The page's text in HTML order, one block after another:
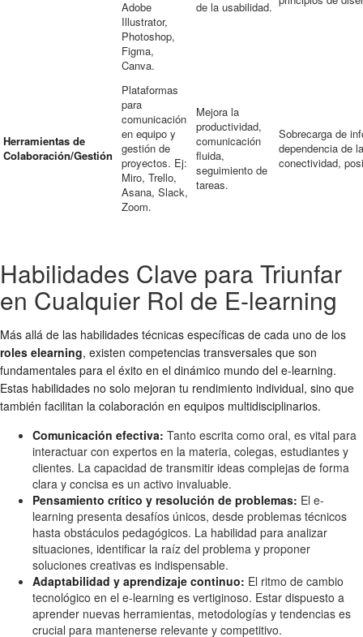
Adobe
Illustrator,
Photoshop,
Figma,
Canva.
de la usabilidad.
Herramientas de
Colaboración/Gestión
Plataformas
para
comunicación
en equipo y
gestión de
proyectos. Ej:
Miro, Trello,
Asana, Slack,
Zoom.
Mejora la
productividad,
comunicación
fluida,
seguimiento de
tareas.
Sobrecarga de
dependencia de la
conectividad,
Habilidades Clave para Triunfar
en Cualquier Rol de E-learning
Más allá de las habilidades técnicas específicas de cada uno de los
roles elearning, existen competencias transversales que son
fundamentales para el éxito en el dinámico mundo del e-learning.
Estas habilidades no solo mejoran tu rendimiento individual, sino que
también facilitan la colaboración en equipos multidisciplinarios.
Comunicación efectiva: Tanto escrita como oral, es vital para
interactuar con expertos en la materia, colegas, estudiantes y
clientes. La capacidad de transmitir ideas complejas de forma
clara y concisa es un activo invaluable.
Pensamiento crítico y resolución de problemas: El e-
learning presenta desafíos únicos, desde problemas técnicos
hasta obstáculos pedagógicos. La habilidad para analizar
situaciones, identificar la raíz del problema y proponer
soluciones creativas es indispensable.
Adaptabilidad y aprendizaje continuo: El ritmo de cambio
tecnológico en el e-learning es vertiginoso. Estar dispuesto a
aprender nuevas herramientas, metodologías y tendencias es
crucial para mantenerse relevante y competitivo.